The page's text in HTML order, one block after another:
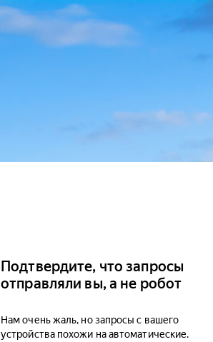
Подтвердите, что запросы
отправляли вы, а не робот
Нам очень жаль, но запросы с вашего
устройства похожи на автоматические.